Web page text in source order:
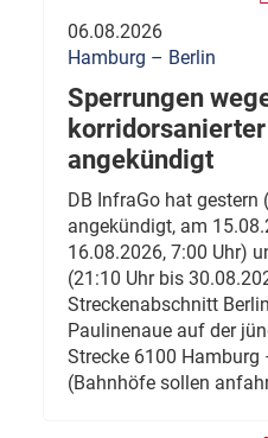
06.08.2026
Hamburg – Berlin
Sperrungen
angekündigt
DB InfraGo hat gestern
angekündigt, am
16.08.2026, 7:00 Uhr)
(21:10 Uhr bis
Streckenabschnitt
Paulinenaue auf der
Strecke 6100 Hamburg
(Bahnhöfe sollen